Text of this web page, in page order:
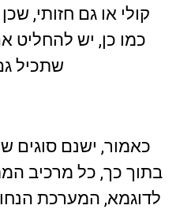
קולי או גם חזותי,
כמו כן, יש להחליט
שתכיל
כאמור, ישנם סוגים
בתוך כך, כל מרכיב
לדוגמא, המערכת